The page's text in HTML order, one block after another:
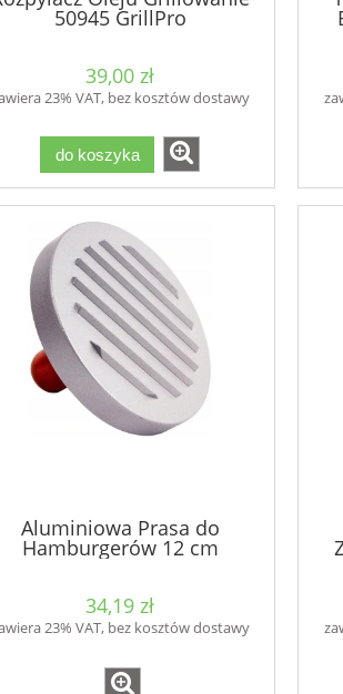
50945 GrillPro
39,00 zł
23% VAT, bez kosztów dostawy
do koszyka
Aluminiowa Prasa do
Hamburgerów 12 cm
BROWIN
34,19 zł
23% VAT, bez kosztów dostawy